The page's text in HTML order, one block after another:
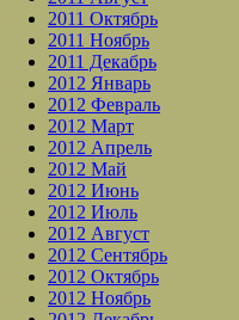
2011 Октябрь
2011 Ноябрь
2011 Декабрь
2012 Январь
2012 Февраль
2012 Март
2012 Апрель
2012 Май
2012 Июнь
2012 Июль
2012 Август
2012 Сентябрь
2012 Октябрь
2012 Ноябрь